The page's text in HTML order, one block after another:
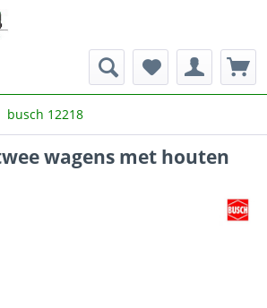
busch 12218
wagens met houten